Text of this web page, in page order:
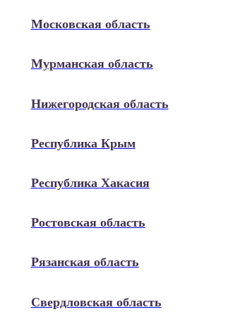
Московская область
Мурманская область
Нижегородская область
Республика Крым
Республика Хакасия
Ростовская область
Рязанская область
Свердловская область